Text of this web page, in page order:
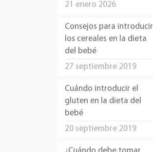
21 enero 2026
Consejos para introducir
los cereales en la dieta
del bebé
27 septiembre 2019
Cuándo introducir el
gluten en la dieta del
bebé
20 septiembre 2019